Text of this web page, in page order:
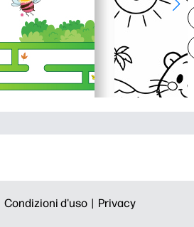
Condizioni d'uso | Privacy